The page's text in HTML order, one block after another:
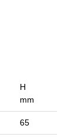
H
mm
65